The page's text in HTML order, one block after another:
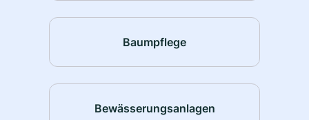
Baumpflege
Bewässerungsanlagen